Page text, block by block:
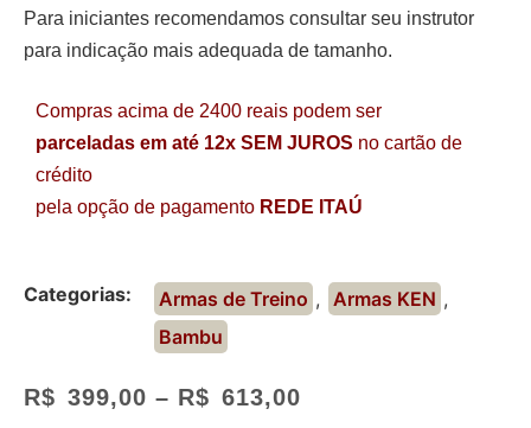
Para iniciantes recomendamos consultar seu instrutor
para indicação mais adequada de tamanho.
Compras acima de 2400 reais podem ser
parceladas em até 12x SEM JUROS no cartão de
crédito
pela opção de pagamento REDE ITAÚ
Categorias: Armas de Treino , Armas KEN ,
Bambu
R$ 399,00 – R$ 613,00